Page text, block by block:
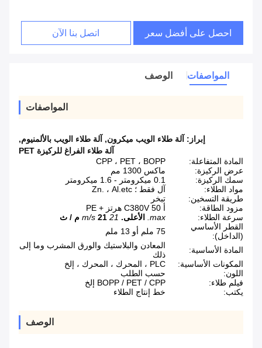
احصل على أفضل سعر اتصل بنا الآن
المواصفات الوصف
المواصفات
إبراز: آلة طلاء الويب ميكرون, آلة طلاء الويب بالألمنيوم,
آلة طلاء الفراغ للركيزة PET
المادة المتفاعلة:
CPP ، PET ، BOPP
عرض الركيزة:
ماكس 1300 مم
سمك الركيزة:
0.1 ميكرومتر - 1.6 ميكرومتر
مواد الطلاء:
آل فقط ؛ Zn. ، Al.etc
طريقة التسخين:
تبخر
مزود الطاقة:
أ C380V 50 هرتز + PE
سرعة الطلاء:
max. الأعلى. 21 m/s 21 م / ث
القطر الأساسي
(الداخل):
75 ملم أو 13 ملم
المادة الأساسية:
المعادن والبلاستيك والورق المشرب وما إلى
ذلك
المكونات الأساسية:
PLC ، المحرك ، المحرك ، إلخ
اللون:
حسب الطلب
فيلم طلاء:
BOPP / PET / CPP إلخ
يكتب:
خط إنتاج الطلاء
الوصف